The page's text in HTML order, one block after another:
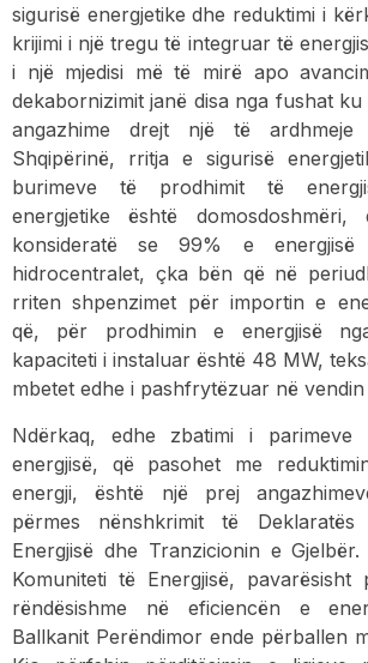
sigurisë energjetike dhe reduktimi i
krijimi i një tregu të integruar të
i një mjedisi më të mirë apo
dekabornizimit janë disa nga fushat
angazhime drejt një të
Shqipërinë, rritja e sigurisë
burimeve të prodhimit të
energjetike është
konsideratë se 99% e energjisë
hidrocentralet, çka bën që në
rriten shpenzimet për importin e
që, për prodhimin e energjisë
kapaciteti i instaluar është 48 MW,
mbetet edhe i pashfrytëzuar në
Ndërkaq, edhe zbatimi i parimeve
energjisë, që pasohet me
energji, është një prej
përmes nënshkrimit të
Energjisë dhe Tranzicionin e
Komuniteti të Energjisë, pavarësisht
rëndësishme në eficiencën e
Ballkanit Perëndimor ende përballen